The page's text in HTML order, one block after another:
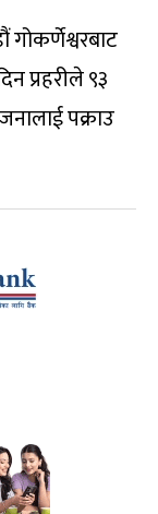
प्रहरीले ९३
पक्राउ